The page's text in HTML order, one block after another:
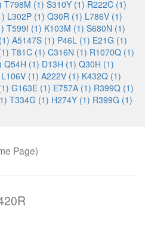
T798M (1) S310Y (1) R222C (1)
L302P (1) Q30R (1) L786V (1)
T599I (1) K103M (1) S680N (1)
A5147S (1) P46L (1) E21G (1)
T81C (1) C316N (1) R1070Q (1)
Q54H (1) D13H (1) Q30H (1)
L106V (1) A222V (1) K432Q (1)
G163E (1) E757A (1) R399Q (1)
T334G (1) H274Y (1) R399G (1)
Page)